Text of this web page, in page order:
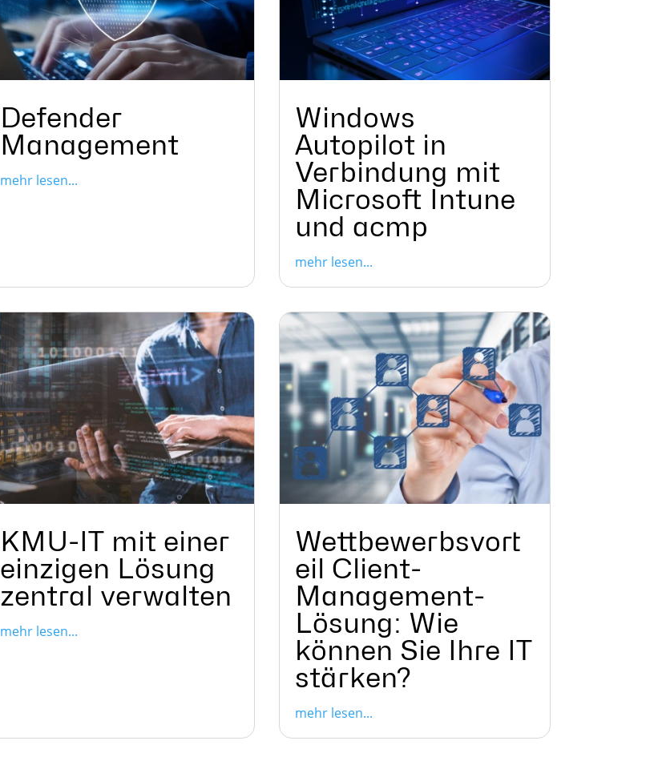
Defender
Management
mehr lesen...
Windows
Autopilot in
Verbindung mit
Microsoft Intune
und acmp
mehr lesen...
KMU-IT mit einer
einzigen Lösung
zentral verwalten
mehr lesen...
Wettbewerbsvort
eil Client-
Management-
Lösung: Wie
können Sie Ihre IT
stärken?
mehr lesen...